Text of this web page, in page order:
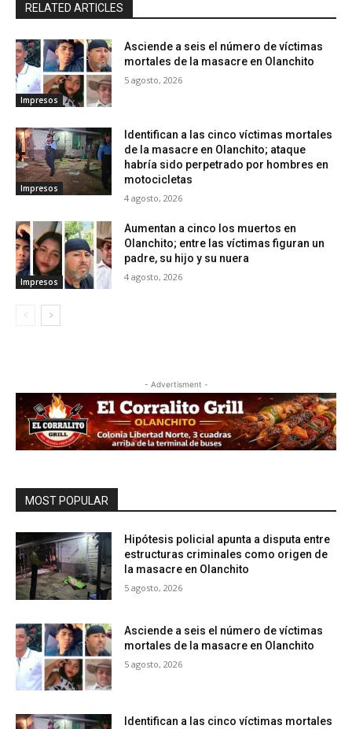
RELATED ARTICLES
Impresos
Asciende a seis el número de víctimas
mortales de la masacre en Olanchito
5 agosto, 2026
Impresos
Identifican a las cinco víctimas mortales
de la masacre en Olanchito; ataque
habría sido perpetrado por hombres en
motocicletas
4 agosto, 2026
Impresos
Aumentan a cinco los muertos en
Olanchito; entre las víctimas figuran un
padre, su hijo y su nuera
4 agosto, 2026
- Advertisment -
MOST POPULAR
Hipótesis policial apunta a disputa entre
estructuras criminales como origen de
la masacre en Olanchito
5 agosto, 2026
Asciende a seis el número de víctimas
mortales de la masacre en Olanchito
5 agosto, 2026
Identifican a las cinco víctimas mortales